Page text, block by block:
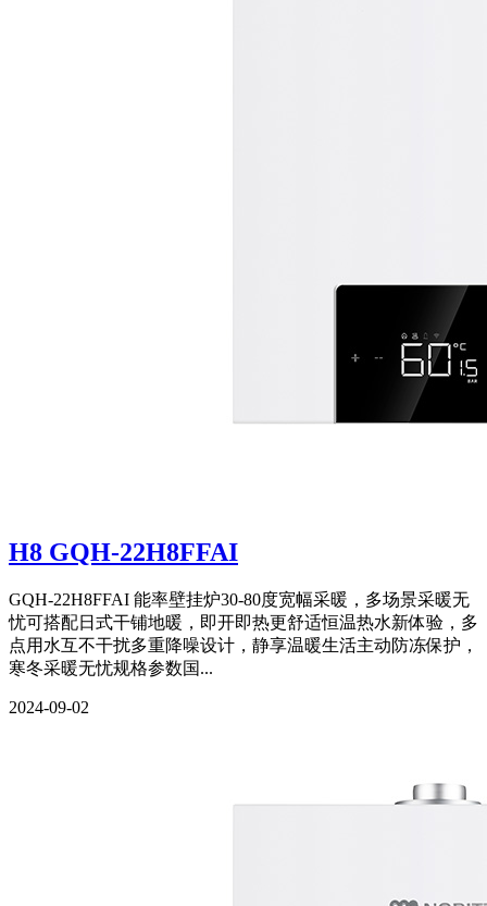
H8 GQH-22H8FFAI
GQH-22H8FFAI 能率壁挂炉30-80度宽幅采暖，多场景采暖无
忧可搭配日式干铺地暖，即开即热更舒适恒温热水新体验，多
点用水互不干扰多重降噪设计，静享温暖生活主动防冻保护，
寒冬采暖无忧规格参数国...
2024-09-02